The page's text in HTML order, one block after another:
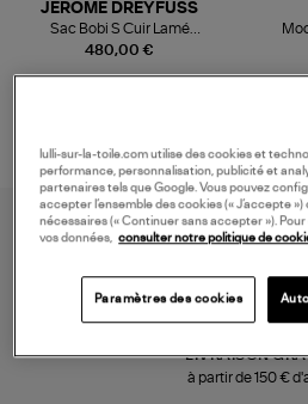
480,00 €
JEROME DREYFUSS
Sac Bobi S Cuir Lamé
Champagne
LIVRAISON
à partir de 150 €
lulli-sur-la-toile.com utilise des cookies et
performance, personnalisation, publicité et
partenaires tels que Google. Vous pouvez
accepter l’ensemble des cookies (« J’accepte
nécessaires (« Continuer sans accepter »). Pour
vos données, consulter notre politique de
Paramètres des cookies